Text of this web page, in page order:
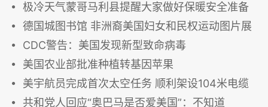
极冷天气蒙哥马利县提醒大家做好保暖安全准备
德国城图书馆 非洲裔美国妇女和民权运动图片展
CDC警告：美国发现新型致命病毒
美国农业部批准种植转基因苹果
美宇航员完成首次太空任务 顺利架设104米电缆
共和党人回应“奥巴马是否爱美国”：不知道